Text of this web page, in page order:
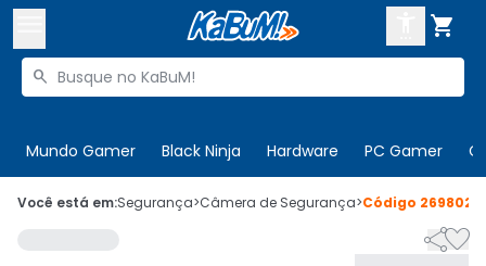

Buscar produtos

Mundo Gamer Black Ninja Hardware PC Gamer
 Olá. Acesse sua conta
Você está em:Segurança>Câmera de Segurança>Código 269802
